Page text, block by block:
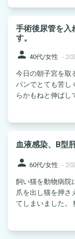
手術後尿管を入
す。
person 40代/女性 -
今日の朝子宮を取
パンでとても苦し
らかもねと伸ばし
血液感染、B型
person 60代/女性 -
飼い猫を動物病院
爪を出し猫を押さ
てしまいました。